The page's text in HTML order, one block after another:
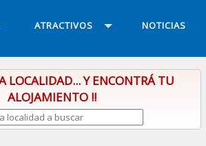
ATRACTIVOS NOTICIAS
LOCALIDAD... Y ENCONTRÁ TU
ALOJAMIENTO !!